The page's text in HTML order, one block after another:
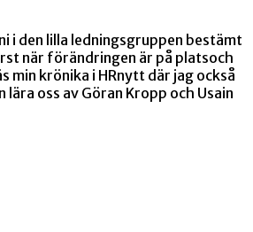
i den lilla ledningsgruppen bestämt
när förändringen är på platsoch
min krönika i HRnytt där jag också
oss av Göran Kropp och Usain